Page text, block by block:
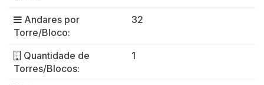
Andares por
Torre/Bloco:
32
Quantidade de
Torres/Blocos:
1